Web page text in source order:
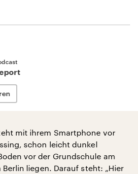
mit ihrem Smartphone vor
schon leicht dunkel
vor der Grundschule am
liegen. Darauf steht: „Hier